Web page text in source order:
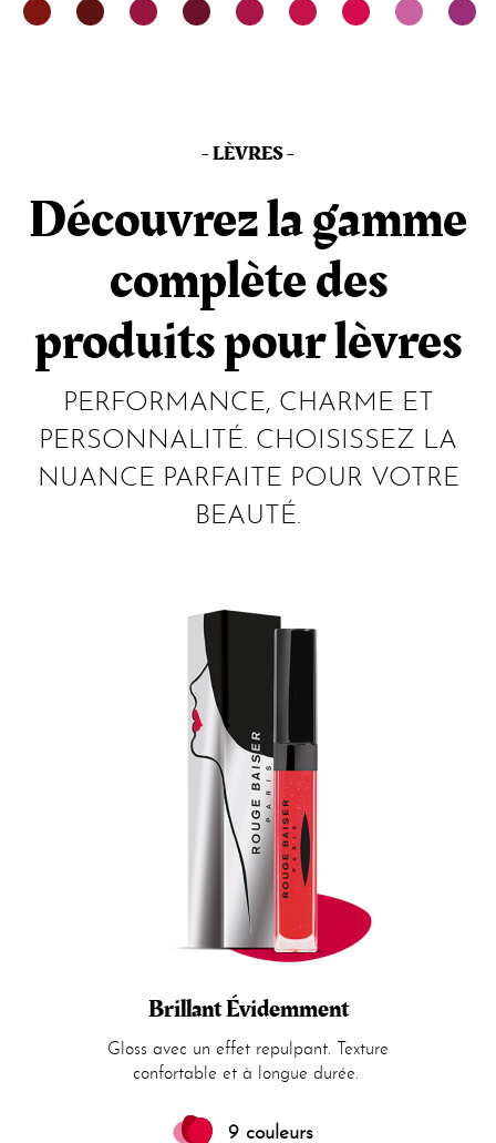
- LÈVRES -
Découvrez la gamme
complète des
produits pour lèvres
PERFORMANCE, CHARME ET
PERSONNALITÉ. CHOISISSEZ LA
NUANCE PARFAITE POUR VOTRE
BEAUTÉ.
Brillant Évidemment
Gloss avec un effet repulpant. Texture
confortable et à longue durée.
9 couleurs